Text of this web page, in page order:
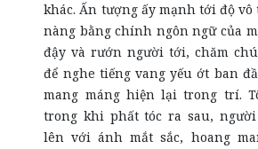
khác. Ấn tượng ấy mạnh tới độ
nàng bằng chính ngôn ngữ của
đậy và rướn người tới, chăm
để nghe tiếng vang yếu ớt ban
mang máng hiện lại trong trí.
trong khi phất tóc ra sau,
lên với ánh mắt sắc, hoang